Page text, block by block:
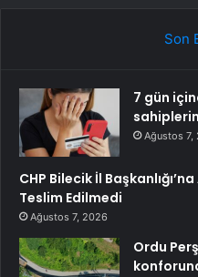
Son
7 gün
Ağustos 7,
CHP Bilecik İl
Teslim Edilmedi
Ağustos 7, 2026
Ordu